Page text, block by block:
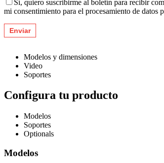
Sí, quiero suscribirme al boletín para recibir
mi consentimiento para el procesamiento de datos
Modelos y dimensiones
Video
Soportes
Configura tu producto
Modelos
Soportes
Optionals
Modelos